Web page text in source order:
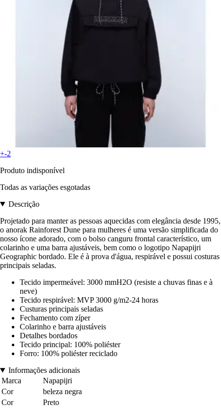
+-2
Produto indisponível
Todas as variações esgotadas
Descrição
Projetado para manter as pessoas aquecidas com elegância desde 1995,
o anorak Rainforest Dune para mulheres é uma versão simplificada do
nosso ícone adorado, com o bolso canguru frontal característico, um
colarinho e uma barra ajustáveis, bem como o logotipo Napapijri
Geographic bordado. Ele é à prova d'água, respirável e possui costuras
principais seladas.
Tecido impermeável: 3000 mmH2O (resiste a chuvas finas e à
neve)
Tecido respirável: MVP 3000 g/m2-24 horas
Custuras principais seladas
Fechamento com zíper
Colarinho e barra ajustáveis
Detalhes bordados
Tecido principal: 100% poliéster
Forro: 100% poliéster reciclado
Informações adicionais
Marca
Napapijri
Cor
beleza negra
Cor
Preto